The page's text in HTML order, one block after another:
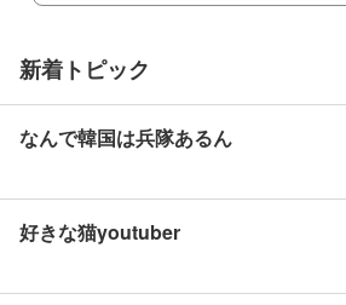
新着トピック
なんで韓国は兵隊あるん
好きな猫youtuber